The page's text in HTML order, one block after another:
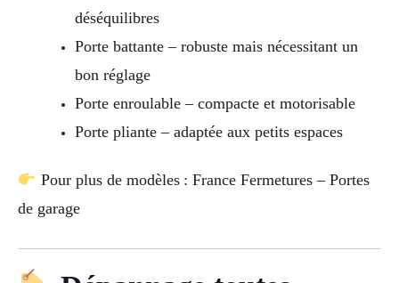
déséquilibres
Porte battante – robuste mais nécessitant un
bon réglage
Porte enroulable – compacte et motorisable
Porte pliante – adaptée aux petits espaces
Pour plus de modèles : France Fermetures – Portes
de garage